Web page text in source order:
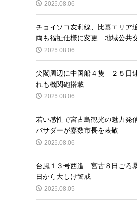
2026.08.06
チョイソコ友利線、比嘉エリ
両も福祉仕様に変更 地域公共
2026.08.06
尖閣周辺に中国船４隻 ２５日
れも機関砲搭載
2026.08.06
若い感性で宮古島観光の魅力
バサダーが嘉数市長を表敬
2026.08.06
台風１３号西進 宮古８日ごろ
日から大しけ警戒
2026.08.05